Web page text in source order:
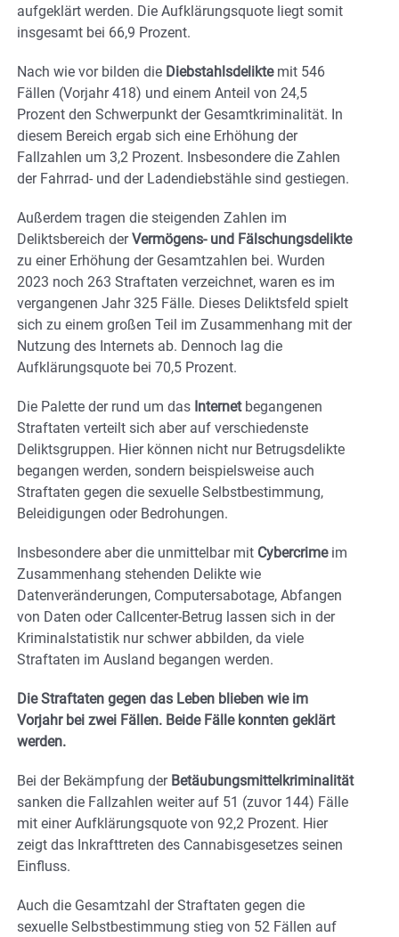
aufgeklärt werden. Die Aufklärungsquote liegt somit
insgesamt bei 66,9 Prozent.
Nach wie vor bilden die Diebstahlsdeliktemit 546
Fällen (Vorjahr 418) und einem Anteil von 24,5
Prozent den Schwerpunkt der Gesamtkriminalität. In
diesem Bereich ergab sich eine Erhöhung der
Fallzahlen um 3,2 Prozent. Insbesondere die Zahlen
der Fahrrad- und der Ladendiebstähle sind gestiegen.
Außerdem tragen die steigenden Zahlen im
Deliktsbereich derVermögens- und Fälschungsdelikte
zu einer Erhöhung der Gesamtzahlen bei. Wurden
2023 noch 263 Straftaten verzeichnet, waren es im
vergangenen Jahr 325 Fälle. Dieses Deliktsfeld spielt
sich zu einem großen Teil im Zusammenhang mit der
Nutzung des Internets ab. Dennoch lag die
Aufklärungsquote bei 70,5 Prozent.
Die Palette der rund um das Internetbegangenen
Straftaten verteilt sich aber auf verschiedenste
Deliktsgruppen. Hier können nicht nur Betrugsdelikte
begangen werden, sondern beispielsweise auch
Straftaten gegen die sexuelle Selbstbestimmung,
Beleidigungen oder Bedrohungen.
Insbesondere aber die unmittelbar mit Cybercrimeim
Zusammenhang stehenden Delikte wie
Datenveränderungen, Computersabotage, Abfangen
von Daten oder Callcenter-Betrug lassen sich in der
Kriminalstatistik nur schwer abbilden, da viele
Straftaten im Ausland begangen werden.
Die Straftaten gegen das Leben blieben wie im
Vorjahr bei zwei Fällen. Beide Fälle konnten geklärt
werden.
Bei der Bekämpfung der Betäubungsmittelkriminalität
sanken die Fallzahlen weiter auf 51 (zuvor 144) Fälle
mit einer Aufklärungsquote von 92,2 Prozent. Hier
zeigt das Inkrafttreten des Cannabisgesetzes seinen
Einfluss.
Auch die Gesamtzahl der Straftaten gegen die
sexuelle Selbstbestimmung stieg von 52 Fällen auf